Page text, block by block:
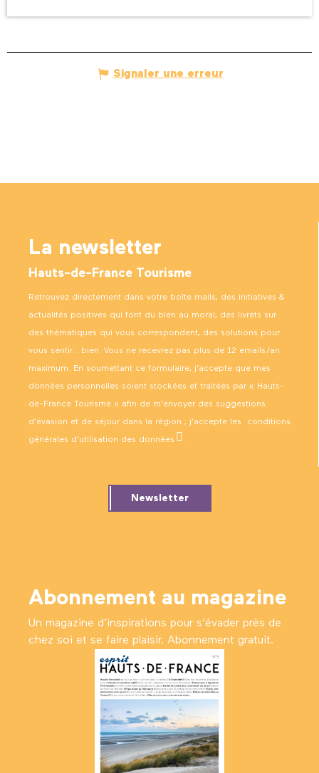
Signaler une erreur
La newsletter
Hauts-de-France Tourisme
Retrouvez directement dans votre boîte mails, des initiatives &
actualités positives qui font du bien au moral, des livrets sur
des thématiques qui vous correspondent, des solutions pour
vous sentir… bien. Vous ne recevrez pas plus de 12 emails/an
maximum. En soumettant ce formulaire, j’accepte que mes
données personnelles soient stockées et traitées par « Hauts-
de-France Tourisme » afin de m’envoyer des suggestions
d’évasion et de séjour dans la région ; j’accepte les conditions
générales d’utilisation des données .
Newsletter
Abonnement au magazine
Un magazine d’inspirations pour s'évader près de
chez soi et se faire plaisir. Abonnement gratuit.